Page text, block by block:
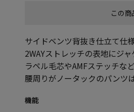
この
サイドベンツ背抜き仕立て仕
2WAYストレッチの表地にジ
ラペル毛芯やAMFステッチな
腰周りがノータックのパンツ
機能